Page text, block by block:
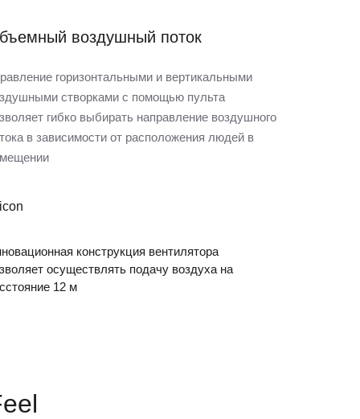
воздушный поток
горизонтальными и вертикальными
створками с помощью пульта
гибко выбирать направление воздушного
в зависимости от расположения людей в
конструкция вентилятора
осуществлять подачу воздуха на
12 м